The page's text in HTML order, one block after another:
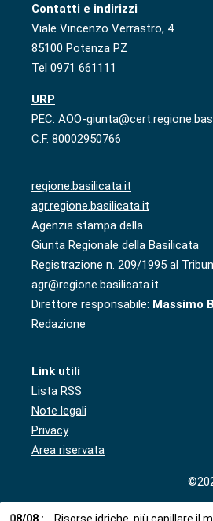
Contatti e indirizzi
Viale Vincenzo Verrastro, 4
85100 Potenza PZ
Tel 0971 661111
URP
PEC: AOO-
C.F. 80002950766
regione.basilicata.it
agr.regione.basilicata.it
Agenzia stampa della
Giunta Regionale della Basilicata
Registrazione n. 209/1995 al
agr@regione.basilicata.it
Direttore responsabile: Massimo
Redazione
Link utili
Lista RSS
Note legali
Privacy
Area riservata